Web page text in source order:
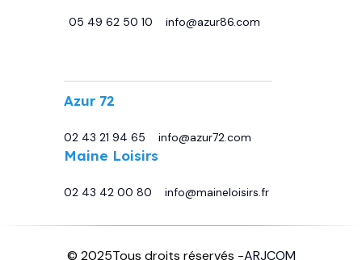
05 49 62 50 10
info@azur86.com
Azur 72
02 43 21 94 65
info@azur72.com
Maine Loisirs
02 43 42 00 80
info@maineloisirs.fr
© 2025Tous droits réservés -ARJCOM